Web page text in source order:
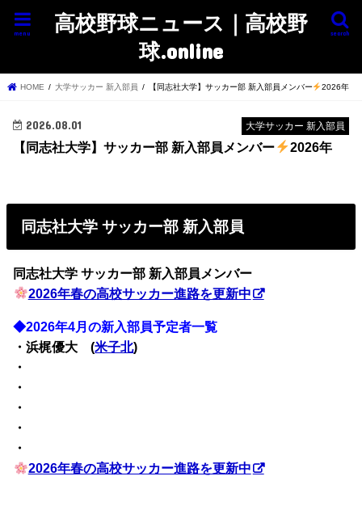
高校野球ニュース｜高校野
球.online
search
menu
HOME 大学サッカー 新入部員 【同志社大学】サッカー部 新入部員メンバー 2026年
大学サッカー 新入部員
2026.08.01
【同志社大学】サッカー部 新入部員メンバー 2026年
同志社大学 サッカー部 新入部員
同志社大学 サッカー部 新入部員メンバー
2026年春の高校サッカー進路を更新中
◆2026年4月の新入部員予定者一覧
・浜梶優大 (米子北)
・
・
・
・
・
2026年春の高校サッカー進路を更新中